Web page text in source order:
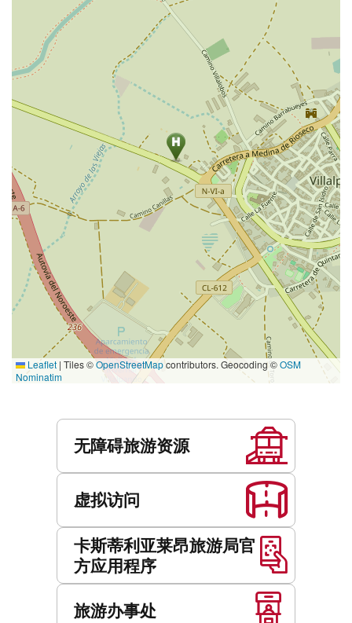
Leaflet | Tiles ©OpenStreetMapcontributors. Geocoding ©OSM
Nominatim
无障碍旅游资源
虚拟访问
卡斯蒂利亚莱昂旅游局官
方应用程序
旅游办事处